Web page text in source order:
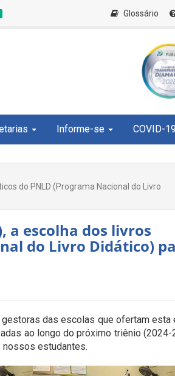
Glossário
Informe-se COVID-
do PNLD (Programa Nacional do Livro
a escolha dos livros
do Livro Didático)
das escolas que ofertam esta
ao longo do próximo triênio (2024-
estudantes.